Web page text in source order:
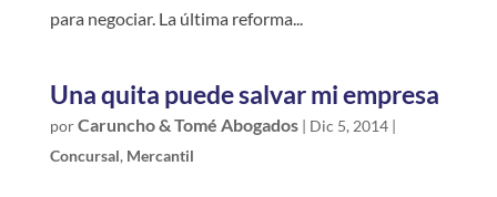
para negociar. La última reforma...
Una quita puede salvar mi empresa
porCaruncho & Tomé Abogados| Dic 5, 2014|
Concursal, Mercantil